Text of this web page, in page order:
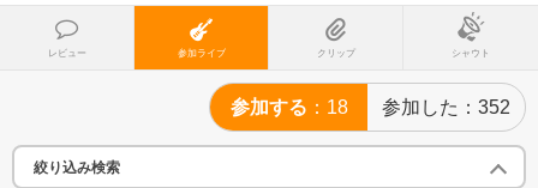
レビュー 参加ライブ クリップ シャウト
参加する 18 参加した 352
絞り込み検索